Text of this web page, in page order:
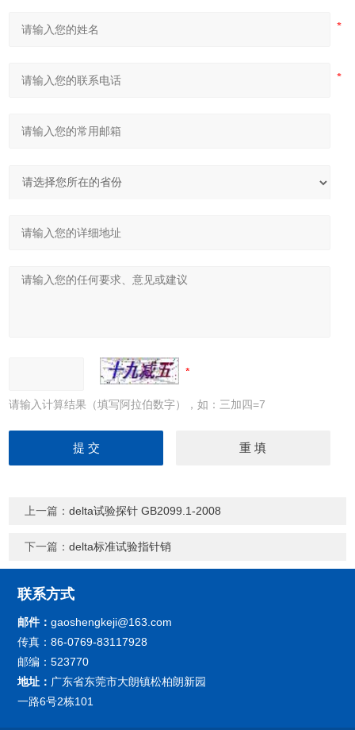
请输入计算结果（填写阿拉伯数字），如：三加四=7
上一篇：delta试验探针 GB2099.1-2008
下一篇：delta标准试验指针销
联系方式
邮件：gaoshengkeji@163.com
传真：86-0769-83117928
邮编：523770
地址： 广东省东莞市大朗镇松柏朗新园
一路6号2栋101